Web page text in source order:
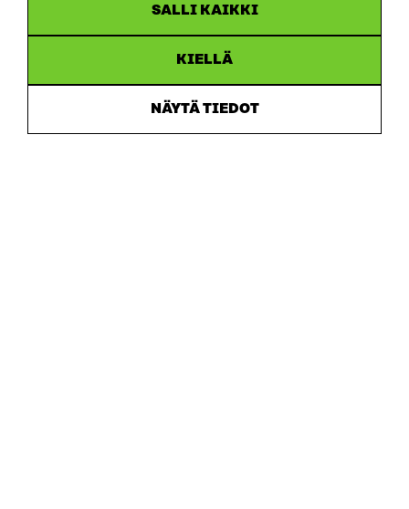
SALLI KAIKKI
KIELLÄ
NÄYTÄ TIEDOT
FÖRETAGS-ID
+358 294 618 991